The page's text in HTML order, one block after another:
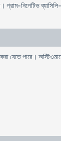
গ্রাম-নিগেটিভ
যেতে পারে।